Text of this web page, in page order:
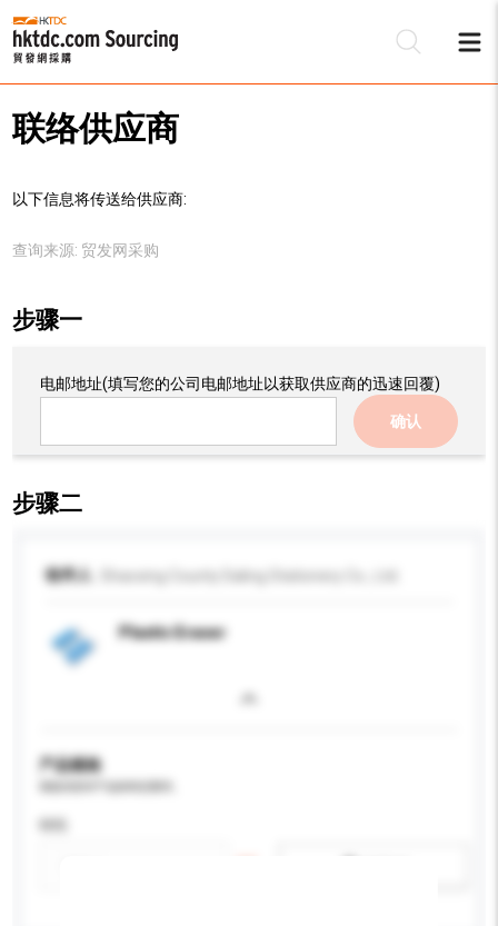
联络供应商
以下信息将传送给供应商:
查询来源: 贸发网采购
步骤一
电邮地址(填写您的公司电邮地址以获取供应商的迅速回覆)
确认
步骤二
收件人
Plastic Eraser
产品规格